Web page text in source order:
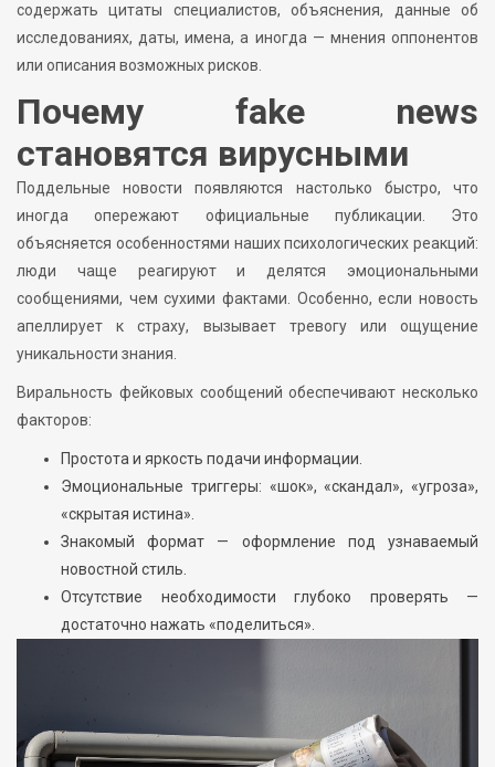
содержать цитаты специалистов, объяснения, данные об
исследованиях, даты, имена, а иногда — мнения оппонентов
или описания возможных рисков.
Почему fake news
становятся вирусными
Поддельные новости появляются настолько быстро, что
иногда опережают официальные публикации. Это
объясняется особенностями наших психологических реакций:
люди чаще реагируют и делятся эмоциональными
сообщениями, чем сухими фактами. Особенно, если новость
апеллирует к страху, вызывает тревогу или ощущение
уникальности знания.
Виральность фейковых сообщений обеспечивают несколько
факторов:
Простота и яркость подачи информации.
Эмоциональные триггеры: «шок», «скандал», «угроза»,
«скрытая истина».
Знакомый формат — оформление под узнаваемый
новостной стиль.
Отсутствие необходимости глубоко проверять —
достаточно нажать «поделиться».